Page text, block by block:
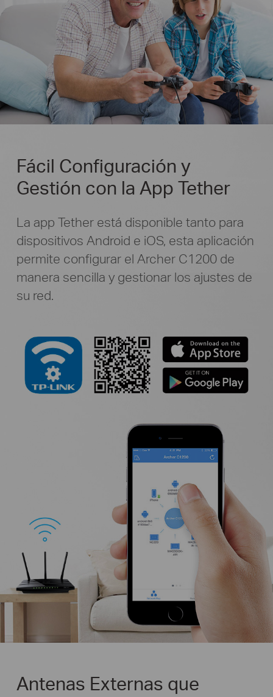
Fácil Configuración y
Gestión con la App Tether
La app Tether está disponible tanto para
dispositivos Android e iOS, esta aplicación
permite configurar el Archer C1200 de
manera sencilla y gestionar los ajustes de
su red.
Antenas Externas que